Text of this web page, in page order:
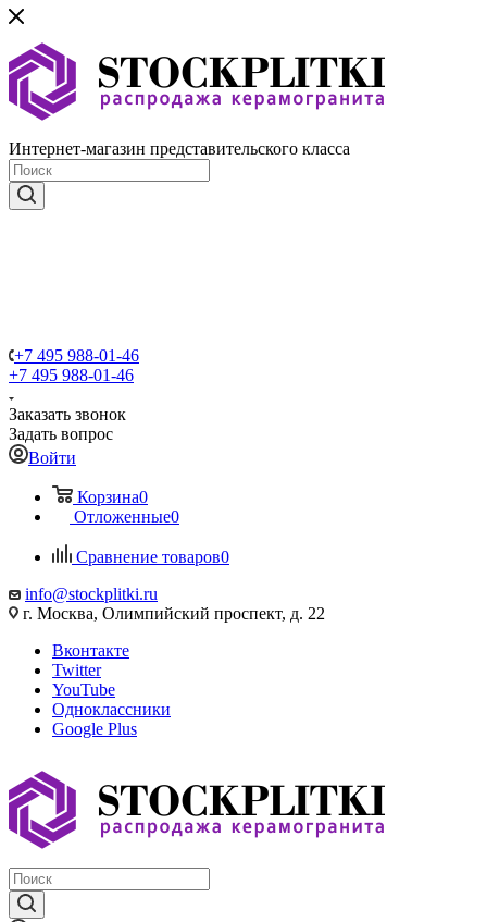
Интернет-магазин представительского класса
+7 495 988-01-46
+7 495 988-01-46
Заказать звонок
Задать вопрос
Войти
Корзина0
Отложенные0
Сравнение товаров0
info@stockplitki.ru
г. Москва, Олимпийский проспект, д. 22
Вконтакте
Twitter
YouTube
Одноклассники
Google Plus